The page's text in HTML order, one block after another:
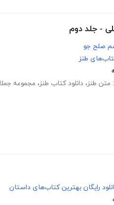
- جلد دوم
صلح جو
طنز
متن طنز، دانلود کتاب طنز، مجموعه
رایگان بهترین کتاب‌های داستان